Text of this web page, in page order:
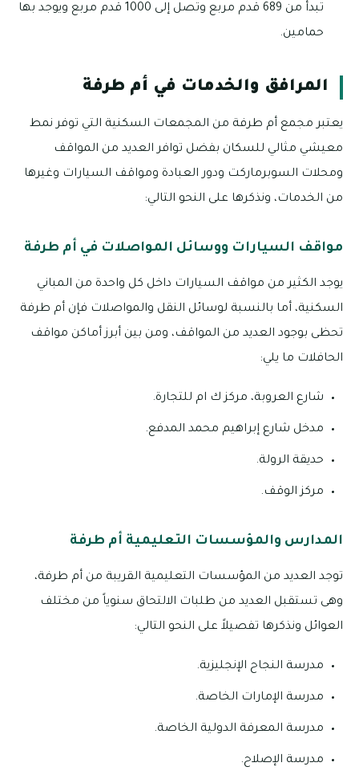
تبدأ من 689 قدم مربع وتصل إلى 1000 قدم مربع ويوجد بها
حمامين.
المرافق والخدمات في أم طرفة
يعتبر مجمع أم طرفة من المجمعات السكنية التي توفر نمط
معيشي مثالي للسكان بفضل توافر العديد من المواقف
ومحلات السوبرماركت ودور العبادة ومواقف السيارات وغيرها
من الخدمات، ونذكرها على النحو التالي:
مواقف السيارات ووسائل المواصلات في أم طرفة
يوجد الكثير من مواقف السيارات داخل كل واحدة من المباني
السكنية، أما بالنسبة لوسائل النقل والمواصلات فإن أم طرفة
تحظى بوجود العديد من المواقف، ومن بين أبرز أماكن مواقف
الحافلات ما يلي:
شارع العروبة، مركز ك ام للتجارة.
مدخل شارع إبراهيم محمد المدفع.
حديقة الرولة.
مركز الوقف.
المدارس والمؤسسات التعليمية أم طرفة
توجد العديد من المؤسسات التعليمية القريبة من أم طرفة،
وهى تستقبل العديد من طلبات الالتحاق سنوياً من مختلف
العوائل ونذكرها تفصيلاً على النحو التالي:
مدرسة النجاح الإنجليزية.
مدرسة الإمارات الخاصة.
مدرسة المعرفة الدولية الخاصة.
مدرسة الإصلاح.